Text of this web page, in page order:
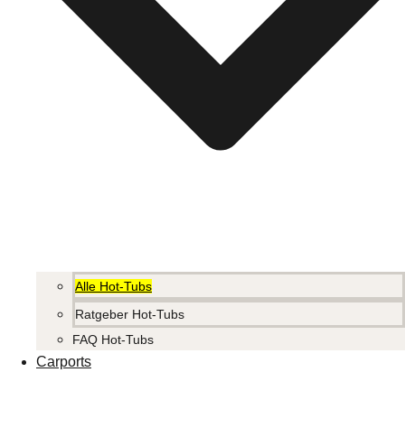
Alle Hot-Tubs
Ratgeber Hot-Tubs
FAQ Hot-Tubs
Carports